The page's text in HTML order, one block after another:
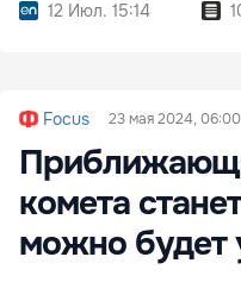
12 Июл. 15:14
Focus 23 мая 2024, 06:00
комета
можно будет